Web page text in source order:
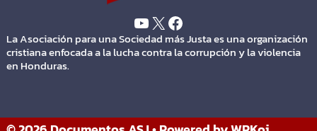
La Asociación para una Sociedad más Justa es una organización
cristiana enfocada a la lucha contra la corrupción y la violencia
en Honduras.